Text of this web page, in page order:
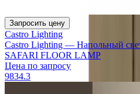
Запросить цену
Castro Lighting
Castro Lighting — Напольный
SAFARI FLOOR LAMP
Цена по запросу
9834.3